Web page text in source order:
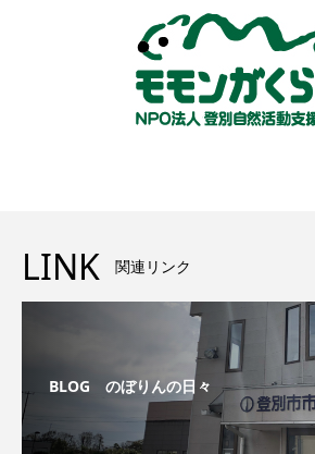
LINK 関連リンク
BLOG のぼりんの日々